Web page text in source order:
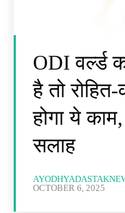
ODI वर्ल्ड
है तो
होगा ये
सलाह
OCTOBER 6, 2025